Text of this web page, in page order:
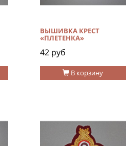
В корзину
ВЫШИВКА КРЕСТ
«ПЛЕТЕНКА»
42 руб